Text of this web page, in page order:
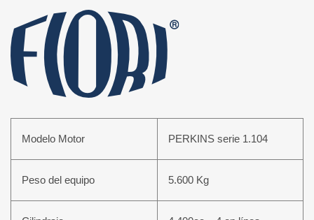
Modelo Motor PERKINS serie 1.104
Peso del equipo 5.600 Kg